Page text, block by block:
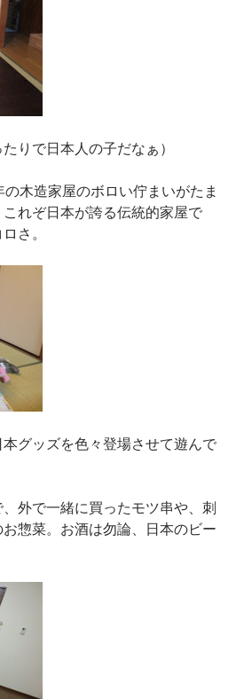
りで日本人の子だなぁ）
木造家屋のボロい佇まいがたま
れぞ日本が誇る伝統的家屋で
さ。
本グッズを色々登場させて遊んで
外で一緒に買ったモツ串や、刺
惣菜。お酒は勿論、日本のビー